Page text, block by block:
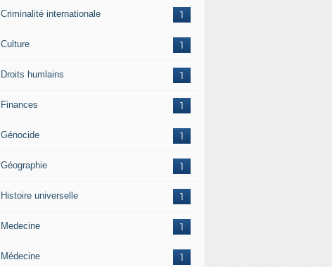
1
Criminalité internationale
1
Culture
1
Droits humlains
1
Finances
1
Génocide
1
Géographie
1
Histoire universelle
1
Medecine
1
Médecine